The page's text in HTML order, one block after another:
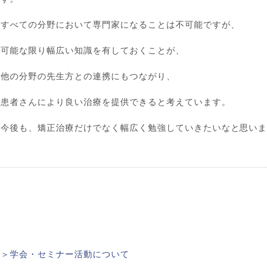
すべての分野において専門家になることは不可能ですが、
可能な限り幅広い知識を有しておくことが、
他の分野の先生方との連携にもつながり、
患者さんにより良い治療を提供できると考えています。
今後も、矯正治療だけでなく幅広く勉強していきたいなと思いま
＞学会・セミナー活動について